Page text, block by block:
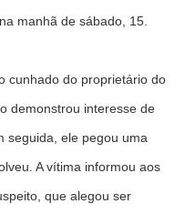
manhã de sábado, 15.
cunhado do proprietário do
demonstrou interesse de
seguida, ele pegou uma
A vítima informou aos
que alegou ser